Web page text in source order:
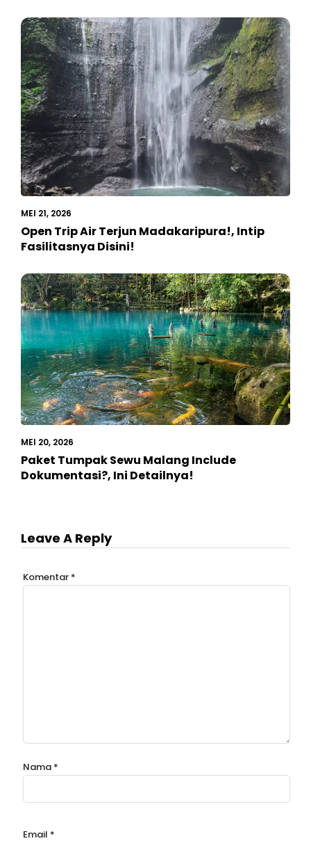
MEI 21, 2026
Open Trip Air Terjun Madakaripura!, Intip
Fasilitasnya Disini!
MEI 20, 2026
Paket Tumpak Sewu Malang Include
Dokumentasi?, Ini Detailnya!
Leave A Reply
Komentar *
Nama *
Email *